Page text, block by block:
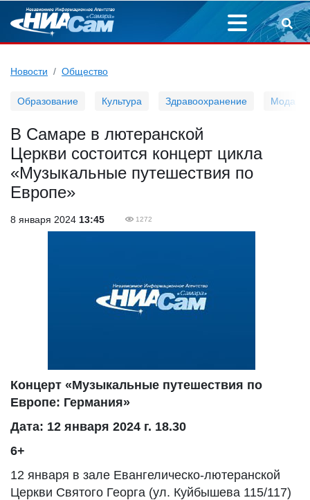
Новости Общество
Образование Культура Здравоохранение Мода
В Самаре в лютеранской
Церкви состоится концерт цикла
«Музыкальные путешествия по
Европе»
8 января 2024 13:45 1272
Концерт «Музыкальные путешествия по
Европе: Германия»
Дата: 12 января 2024 г. 18.30
6+
12 января в зале Евангелическо-лютеранской
Церкви Святого Георга (ул. Куйбышева 115/117)